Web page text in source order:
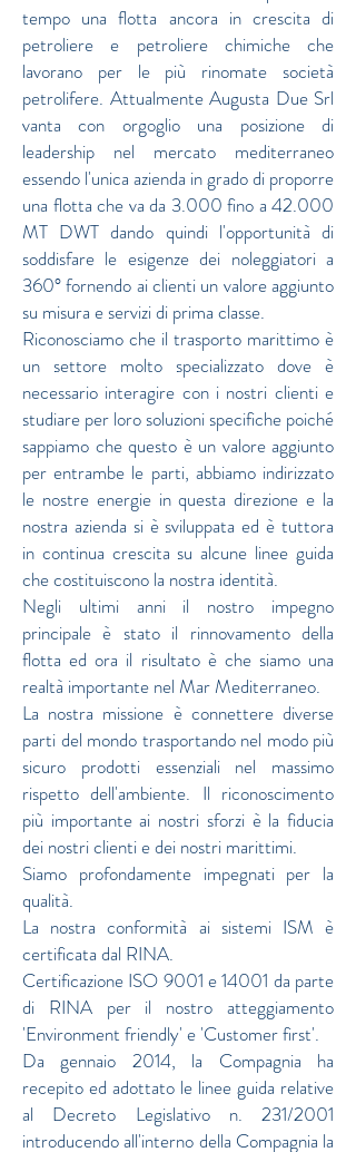
tempo una flotta ancora in crescita di
petroliere e petroliere chimiche che
lavorano per le più rinomate società
petrolifere. Attualmente Augusta Due Srl
vanta con orgoglio una posizione di
leadership nel mercato mediterraneo
essendo l'unica azienda in grado di proporre
una flotta che va da 3.000 fino a 42.000
MT DWT dando quindi l'opportunità di
soddisfare le esigenze dei noleggiatori a
360° fornendo ai clienti un valore aggiunto
su misura e servizi di prima classe.
Riconosciamo che il trasporto marittimo è
un settore molto specializzato dove è
necessario interagire con i nostri clienti e
studiare per loro soluzioni specifiche poiché
sappiamo che questo è un valore aggiunto
per entrambe le parti, abbiamo indirizzato
le nostre energie in questa direzione e la
nostra azienda si è sviluppata ed è tuttora
in continua crescita su alcune linee guida
che costituiscono la nostra identità.
Negli ultimi anni il nostro impegno
principale è stato il rinnovamento della
flotta ed ora il risultato è che siamo una
realtà importante nel Mar Mediterraneo.
La nostra missione è connettere diverse
parti del mondo trasportando nel modo più
sicuro prodotti essenziali nel massimo
rispetto dell'ambiente. Il riconoscimento
più importante ai nostri sforzi è la fiducia
dei nostri clienti e dei nostri marittimi.
Siamo profondamente impegnati per la
qualità.
La nostra conformità ai sistemi ISM è
certificata dal RINA.
Certificazione ISO 9001 e 14001 da parte
di RINA per il nostro atteggiamento
'Environment friendly' e 'Customer first'.
Da gennaio 2014, la Compagnia ha
recepito ed adottato le linee guida relative
al Decreto Legislativo n. 231/2001
introducendo all'interno della Compagnia la